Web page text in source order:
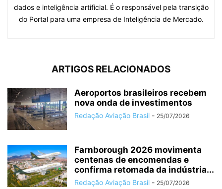
dados e inteligência artificial. É o responsável pela transição
do Portal para uma empresa de Inteligência de Mercado.
ARTIGOS RELACIONADOS
Aeroportos brasileiros recebem
nova onda de investimentos
Redação Aviação Brasil - 25/07/2026
Farnborough 2026 movimenta
centenas de encomendas e
confirma retomada da indústria...
Redação Aviação Brasil - 25/07/2026